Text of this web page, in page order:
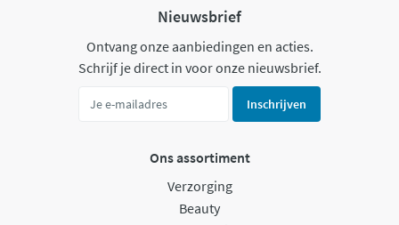
Nieuwsbrief
Ontvang onze aanbiedingen en acties.
Schrijf je direct in voor onze nieuwsbrief.
Inschrijven
Ons assortiment
Verzorging
Beauty